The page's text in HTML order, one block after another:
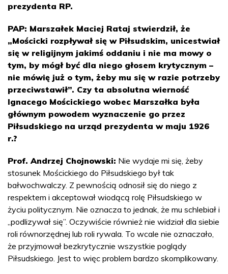
prezydenta RP.
PAP: Marszałek Maciej Rataj stwierdził, że
„Mościcki rozpływał się w Piłsudskim, unicestwiał
się w religijnym jakimś oddaniu i nie ma mowy o
tym, by mógł być dla niego głosem krytycznym –
nie mówię już o tym, żeby mu się w razie potrzeby
przeciwstawił”. Czy ta absolutna wierność
Ignacego Mościckiego wobec Marszałka była
głównym powodem wyznaczenie go przez
Piłsudskiego na urząd prezydenta w maju 1926
r.?
Prof. Andrzej Chojnowski: Nie wydaje mi się, żeby
stosunek Mościckiego do Piłsudskiego był tak
bałwochwalczy. Z pewnością odnosił się do niego z
respektem i akceptował wiodącą rolę Piłsudskiego w
życiu politycznym. Nie oznacza to jednak, że mu schlebiał i
„podlizywał się”. Oczywiście również nie widział dla siebie
roli równorzędnej lub roli rywala. To wcale nie oznaczało,
że przyjmował bezkrytycznie wszystkie poglądy
Piłsudskiego. Jest to więc problem bardzo skomplikowany.